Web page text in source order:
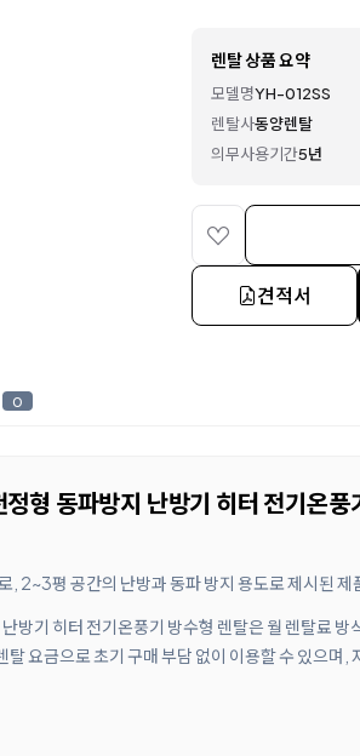
렌탈 상품 요약
모델명YH-012SS
렌탈사동양렌탈
의무사용기간5년
견적서
0
동파방지 난방기 히터 전기온풍
2~3평 공간의 난방과 동파 방지 용도로 제시된 제
기 히터 전기온풍기 방수형 렌탈은 월 렌탈료 방
요금으로 초기 구매 부담 없이 이용할 수 있으며,